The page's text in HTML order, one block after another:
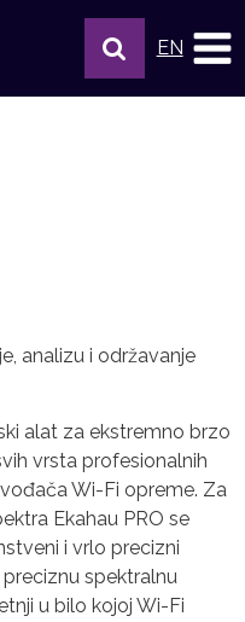
EN
analizu i održavanje
alat za ekstremno brzo
vrsta profesionalnih
Wi-Fi opreme. Za
Ekahau PRO se
i vrlo precizni
spektralnu
u bilo kojoj Wi-Fi